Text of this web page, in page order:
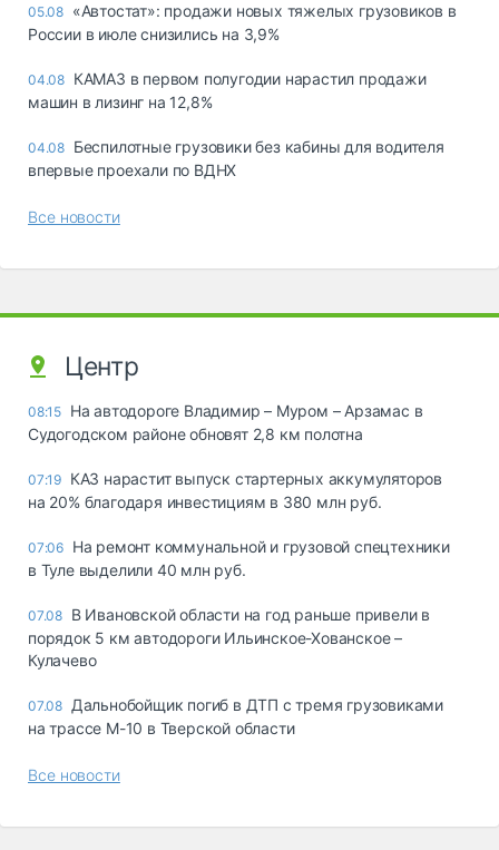
05.08 «Автостат»: продажи новых тяжелых грузовиков в
России в июле снизились на 3,9%
04.08 КАМАЗ в первом полугодии нарастил продажи
машин в лизинг на 12,8%
04.08 Беспилотные грузовики без кабины для водителя
впервые проехали по ВДНХ
Все новости
Центр
08:15 На автодороге Владимир – Муром – Арзамас в
Судогодском районе обновят 2,8 км полотна
07:19 КАЗ нарастит выпуск стартерных аккумуляторов
на 20% благодаря инвестициям в 380 млн руб.
07:06 На ремонт коммунальной и грузовой спецтехники
в Туле выделили 40 млн руб.
07.08 В Ивановской области на год раньше привели в
порядок 5 км автодороги Ильинское-Хованское –
Кулачево
07.08 Дальнобойщик погиб в ДТП с тремя грузовиками
на трассе М-10 в Тверской области
Все новости